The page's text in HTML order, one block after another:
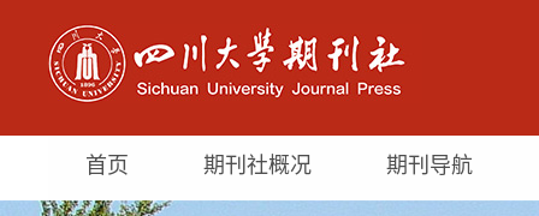
首页 期刊社概况 期刊导航